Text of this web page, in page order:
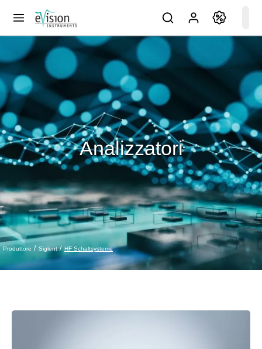
Produttore Siglent HF Schaltsysteme
Analizzatori